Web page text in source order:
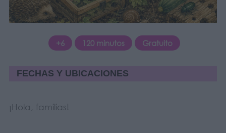
+6 120 minutos Gratuito
FECHAS Y UBICACIONES
¡Hola, familias!